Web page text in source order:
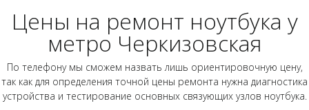
Цены на ремонт ноутбука у
метро Черкизовская
По телефону мы сможем назвать лишь ориентировочную цену,
так как для определения точной цены ремонта нужна диагностика
устройства и тестирование основных связующих узлов ноутбука.